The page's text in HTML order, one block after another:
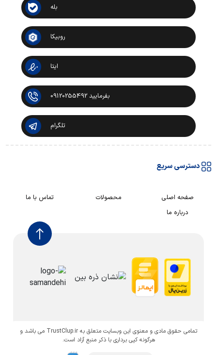
بله
روبیکا
ایتا
بفرمایید 09120255492
تلگرام
دسترسی سریع
صفحه اصلی محصولات
تماس با ما
درباره ما
تمامی حقوق مادی و معنوی این وبسایت متعلق به TrustClup.ir می باشد و
هرگونه کپی برداری با ذکر منبع آزاد است.